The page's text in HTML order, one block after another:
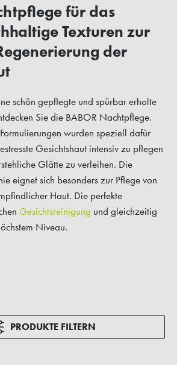
für das
Texturen zur
der
schön gepflegte und spürbar erholte
Sie die BABOR Nachtpflege.
wurden speziell dafür
Gesichtshaut intensiv zu pflegen
Glätte zu verleihen. Die
eignet sich besonders zur Pflege von
Haut. Die perfekte
Gesichtsreinigung und gleichzeitig
Niveau.
PRODUKTE FILTERN